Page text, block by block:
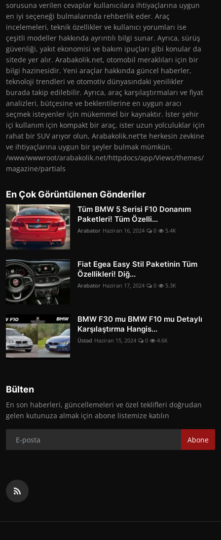
sorusuna verilen cevaplar kullanıcılara ihtiyaçlarına uygun
en iyi seçeneği bulmalarında rehberlik eder. Araç
incelemeleri, teknik özellikler ve kullanıcı yorumları ise
çeşitli modeller hakkında ayrıntılı bilgi sunar. Ayrıca, sürüş
güvenliği, yakıt ekonomisi ve bakım ipuçları gibi konular da
sitede yer alır. Arabakolik.net, otomobil meraklıları için bir
bilgi hazinesidir. Yeni araçlar hakkında güncel haberler,
teknoloji trendleri ve otomotiv dünyasındaki yenilikler
burada takip edilebilir. Ayrıca, araç karşılaştırmaları ve fiyat
analizleri, bütçesine ve beklentilerine en uygun aracı
seçmek isteyenler için mükemmel bir kaynaktır. İster şehir
içi kullanım için kompakt bir araç, ister uzun yolculuklar için
rahat bir SUV arıyor olun, Arabakolik.net'te herkesin zevkine
ve ihtiyaçlarına uygun bir şeyler bulmak mümkün.
/www/wwwroot/arabakolik.net/httpdocs/app/Views/themes/
magazine/partials
En Çok Görüntülenen Gönderiler
Tüm BMW 5 Serisi F10 Donanım
Paketleri! Tüm Özelli...
Arabator Haziran 16, 2024 0 5.4K
Fiat Egea Easy Stil Paketinin Tüm
Özellikleri! Diğ...
Arabator Haziran 17, 2024 0 5.3K
BMW F30 mu BMW F10 mu Detaylı
Karşılaştırma Hangis...
Üstad Haziran 15, 2024 0 4.6K
Bülten
En son haberleri, güncellemeleri ve özel teklifleri doğrudan
gelen kutunuza almak için abone listemize katılın
Abone